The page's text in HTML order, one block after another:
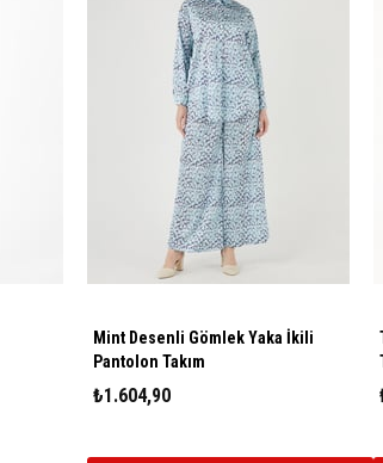
Mint Desenli Gömlek Yaka İkili
Pantolon Takım
₺1.604,90